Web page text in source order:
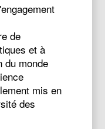
de
et à
du monde
mis en
des